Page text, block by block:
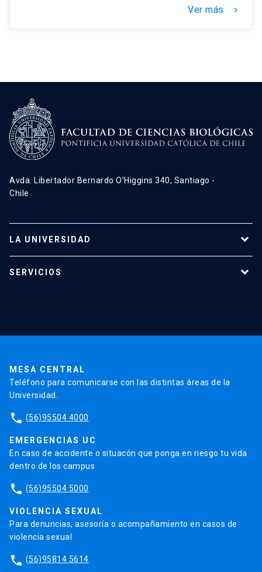
Ver más keyboard_arrow_right
Avda. Libertador Bernardo O’Higgins 340, Santiago -
Chile
LA UNIVERSIDAD
SERVICIOS
MESA CENTRAL
Teléfono para comunicarse con las distintas áreas de la
Universidad.
phone (56)95504 4000
EMERGENCIAS UC
En caso de accidente o situacón que ponga en riesgo tu vida
dentro de los campus
phone (56)95504 5000
VIOLENCIA SEXUAL
Para denuncias, asesoría o acompañamiento en casos de
violencia sexual
phone (56)95814 5614